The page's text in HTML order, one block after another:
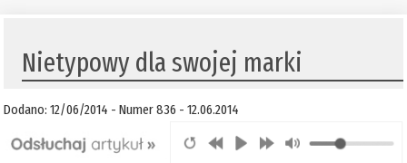
Nietypowy dla swojej marki
Dodano: 12/06/2014 - Numer 836 - 12.06.2014